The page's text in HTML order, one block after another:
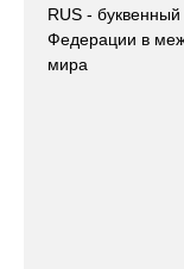
RUS -
Федерации в
мира